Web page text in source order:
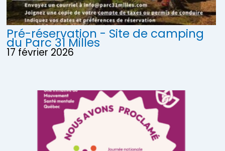
Pré-réservation - Site de camping
du Parc 31 Milles
17 février 2026